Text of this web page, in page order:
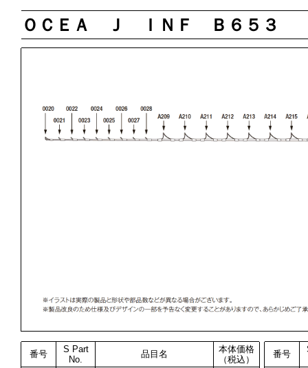
ＯＣＥＡ Ｊ ＩＮＦ Ｂ６５３
番号
S Part
No.
品目名
本体価格
（税込）
番号